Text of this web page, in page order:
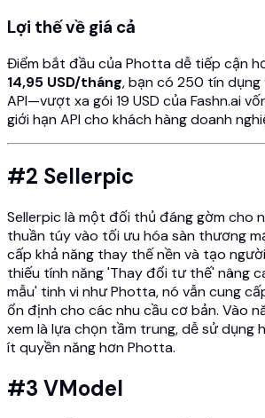
Lợi thế về giá cả
Điểm bắt đầu của Photta dễ tiếp cận
14,95 USD/tháng, bạn có 250 tín
API—vượt xa gói 19 USD của Fashn.ai
giới hạn API cho khách hàng doanh
#2 Sellerpic
Sellerpic là một đối thủ đáng gờm cho
thuần túy vào tối ưu hóa sàn thương
cấp khả năng thay thế nền và tạo
thiếu tính năng 'Thay đổi tư thế' nâng
mẫu' tinh vi như Photta, nó vẫn cung
ổn định cho các nhu cầu cơ bản. Vào
xem là lựa chọn tầm trung, dễ sử dụng
ít quyền năng hơn Photta.
#3 VModel